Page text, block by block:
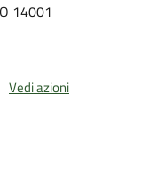
14001
Vedi azioni